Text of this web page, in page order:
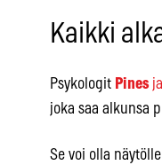
Kaikki
Psykologit Pinesja
joka saa alkunsa
Se voi olla